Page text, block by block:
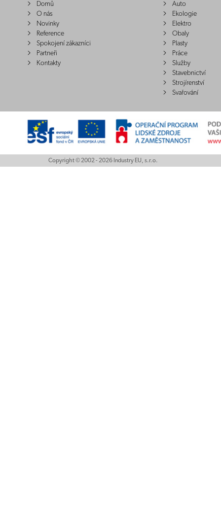
Domů
O nás
Novinky
Reference
Spokojení zákazníci
Partneři
Kontakty
Auto
Ekologie
Elektro
Obaly
Plasty
Práce
Služby
Stavebnictví
Strojírenství
Svařování
Copyright © 2002 - 2026 Industry EU, s.r.o.